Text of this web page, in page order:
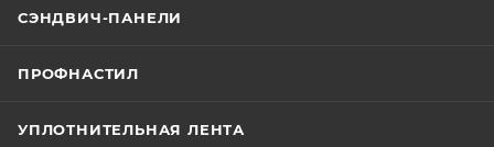
СЭНДВИЧ-ПАНЕЛИ
ПРОФНАСТИЛ
УПЛОТНИТЕЛЬНАЯ ЛЕНТА